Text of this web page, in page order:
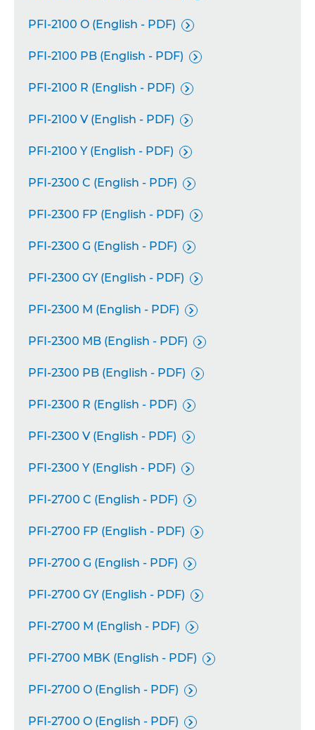
PFI-2100 O (English - PDF) 
PFI-2100 PB (English - PDF) 
PFI-2100 R (English - PDF) 
PFI-2100 V (English - PDF) 
PFI-2100 Y (English - PDF) 
PFI-2300 C (English - PDF) 
PFI-2300 FP (English - PDF) 
PFI-2300 G (English - PDF) 
PFI-2300 GY (English - PDF) 
PFI-2300 M (English - PDF) 
PFI-2300 MB (English - PDF) 
PFI-2300 PB (English - PDF) 
PFI-2300 R (English - PDF) 
PFI-2300 V (English - PDF) 
PFI-2300 Y (English - PDF) 
PFI-2700 C (English - PDF) 
PFI-2700 FP (English - PDF) 
PFI-2700 G (English - PDF) 
PFI-2700 GY (English - PDF) 
PFI-2700 M (English - PDF) 
PFI-2700 MBK (English - PDF) 
PFI-2700 O (English - PDF) 
PFI-2700 O (English - PDF) 